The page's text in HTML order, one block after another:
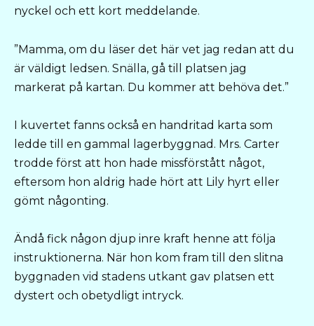
nyckel och ett kort meddelande.
”Mamma, om du läser det här vet jag redan att du
är väldigt ledsen. Snälla, gå till platsen jag
markerat på kartan. Du kommer att behöva det.”
I kuvertet fanns också en handritad karta som
ledde till en gammal lagerbyggnad. Mrs. Carter
trodde först att hon hade missförstått något,
eftersom hon aldrig hade hört att Lily hyrt eller
gömt någonting.
Ändå fick någon djup inre kraft henne att följa
instruktionerna. När hon kom fram till den slitna
byggnaden vid stadens utkant gav platsen ett
dystert och obetydligt intryck.